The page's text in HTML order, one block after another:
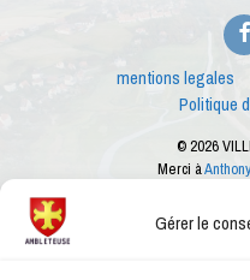
Gérer le
mentions legales
Politique
© 2026
Merci à
conseiller